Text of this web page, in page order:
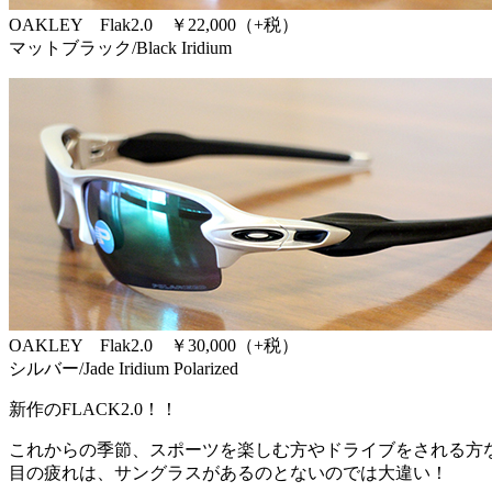
OAKLEY Flak2.0 ￥22,000（+税）
マットブラック/Black Iridium
OAKLEY Flak2.0 ￥30,000（+税）
シルバー/Jade Iridium Polarized
新作のFLACK2.0！！
これからの季節、スポーツを楽しむ方やドライブをされる方
目の疲れは、サングラスがあるのとないのでは大違い！